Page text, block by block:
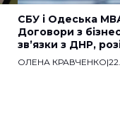
СБУ і Одеська
Договори з
звʼязки з ДНР,
ОЛЕНА КРАВЧЕНКО|